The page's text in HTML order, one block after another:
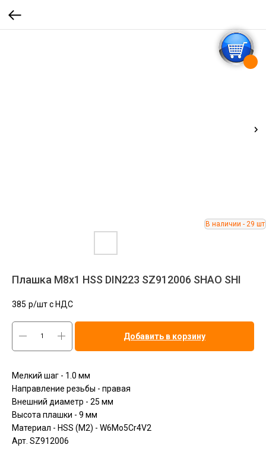
Плашка М8x1 HSS DIN223 SZ912006 SHAO SHI
385 р/шт c НДС
Добавить в корзину
Мелкий шаг - 1.0 мм
Направление резьбы - правая
Внешний диаметр - 25 мм
Высота плашки - 9 мм
Материал - HSS (M2) - W6Mo5Cr4V2
Арт. SZ912006